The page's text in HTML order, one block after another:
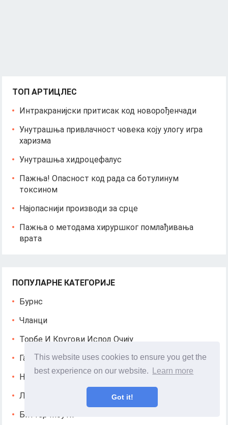
This website uses cookies to ensure you get the
best experience on our website.
Learn more
Got it!
ТОП АРТИЦЛЕС
Интракранијски притисак код новорођенчади
Унутрашња привлачност човека коју улогу игра
харизма
Унутрашња хидроцефалус
Пажња! Опасност код рада са ботулинум
токсином
Најопаснији производи за срце
Пажња о методама хируршког помлађивања
врата
ПОПУЛАРНЕ КАТЕГОРИЈЕ
Бурнс
Чланци
Торбе И Кругови Испод Очију
Галлстонес
Недељна Трудноћа
Лацтатион
Биттер Моутх